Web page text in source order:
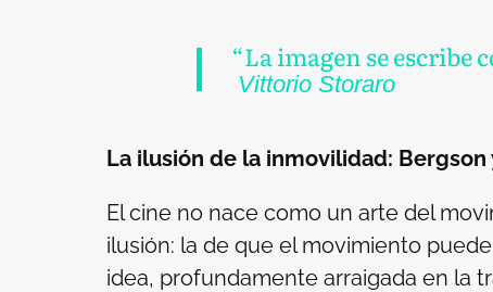
“La imagen se escribe
Vittorio Storaro
La ilusión de la inmovilidad:
El cine no nace como un arte del
ilusión: la de que el movimiento
idea, profundamente arraigada en la